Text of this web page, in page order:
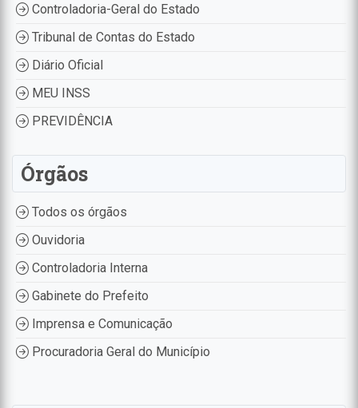
Controladoria-Geral do Estado
Tribunal de Contas do Estado
Diário Oficial
MEU INSS
PREVIDÊNCIA
Órgãos
Todos os órgãos
Ouvidoria
Controladoria Interna
Gabinete do Prefeito
Imprensa e Comunicação
Procuradoria Geral do Município